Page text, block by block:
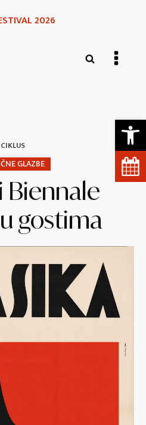
2026
CIKLUS
GLAZBE
Biennale
gostima